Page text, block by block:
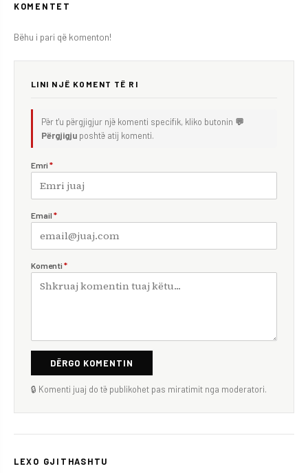
KOMENTET
Bëhu i pari që komenton!
LINI NJË KOMENT TË RI
Për t'u përgjigjur një komenti specifik, kliko butonin 💬
Përgjigju poshtë atij komenti.
Emri *
Email *
Komenti *
DËRGO KOMENTIN
🔒 Komenti juaj do të publikohet pas miratimit nga moderatori.
LEXO GJITHASHTU